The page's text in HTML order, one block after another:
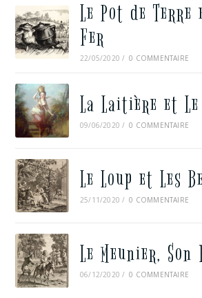
Le Pot de Terre
Fer
22/05/2020 / 0 COMMENTAIRE
La Laitière et
09/06/2020 / 0 COMMENTAIRE
Le Loup et Les
25/11/2020 / 0 COMMENTAIRE
Le Meunier,
06/12/2020 / 0 COMMENTAIRE